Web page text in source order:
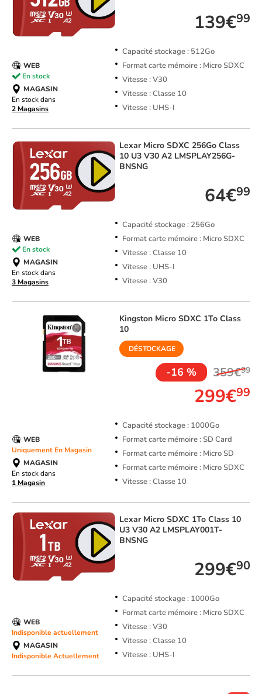
139€99
Capacité stockage : 512Go
Format carte mémoire : Micro SDXC
Vitesse : V30
Vitesse : Classe 10
Vitesse : UHS-I
WEB
En stock
MAGASIN
En stock dans
2 Magasins
Lexar Micro SDXC 256Go Class
10 U3 V30 A2 LMSPLAY256G-
BNSNG
64€99
Capacité stockage : 256Go
Format carte mémoire : Micro SDXC
Vitesse : Classe 10
Vitesse : UHS-I
Vitesse : V30
WEB
En stock
MAGASIN
En stock dans
3 Magasins
Kingston Micro SDXC 1To Class
10
DÉSTOCKAGE
-16 % 359€99
299€99
Capacité stockage : 1000Go
Format carte mémoire : SD Card
Format carte mémoire : Micro SD
Format carte mémoire : Micro SDXC
Vitesse : Classe 10
WEB
Uniquement En Magasin
MAGASIN
En stock dans
1 Magasin
Lexar Micro SDXC 1To Class 10
U3 V30 A2 LMSPLAY001T-
BNSNG
299€90
Capacité stockage : 1000Go
Format carte mémoire : Micro SDXC
Vitesse : V30
Vitesse : Classe 10
Vitesse : UHS-I
WEB
Indisponible actuellement
MAGASIN
Indisponible Actuellement